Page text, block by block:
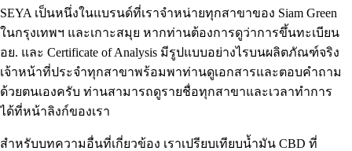
SEYA เป็นหนึ่งในแบรนด์ที่เราจำหน่ายทุกสาขาของ Siam Green
ในกรุงเทพฯ และเกาะสมุย หากท่านต้องการดูว่าการขึ้นทะเบียน
อย. และ Certificate of Analysis มีรูปแบบอย่างไรบนผลิตภัณฑ์จริง
เจ้าหน้าที่ประจำทุกสาขาพร้อมพาท่านดูเอกสารและตอบคำถาม
ด้วยตนเองครับ ท่านสามารถดูรายชื่อทุกสาขาและเวลาทำการ
ได้ที่หน้าลิงก์ของเรา
สำหรับบทความอื่นที่เกี่ยวข้อง เราเปรียบเทียบน้ำมัน CBD ที่